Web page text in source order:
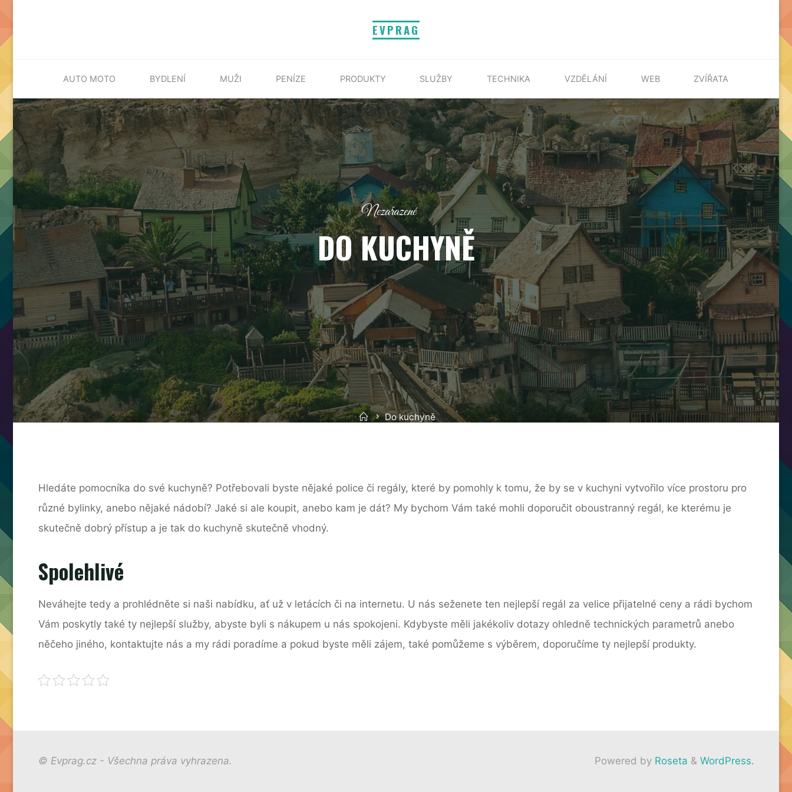
EVPRAG
Skip
to
content
AUTO MOTO BYDLENÍ MUŽI PENÍZE PRODUKTY SLUŽBY TECHNIKA VZDĚLÁNÍ WEB ZVÍŘATA
Nezařazené
DO KUCHYNĚ
HomeDo kuchyně
Hledáte pomocníka do své kuchyně? Potřebovali byste nějaké police či regály, které by pomohly k tomu, že by se v kuchyni vytvořilo více prostoru pro
různé bylinky, anebo nějaké nádobí? Jaké si ale koupit, anebo kam je dát? My bychom Vám také mohli doporučit oboustranný regál, ke kterému je
skutečně dobrý přístup a je tak do kuchyně skutečně vhodný.
Spolehlivé
Neváhejte tedy a prohlédněte si naši nabídku, ať už v letácích či na internetu. U nás seženete ten nejlepší regál za velice přijatelné ceny a rádi bychom
Vám poskytly také ty nejlepší služby, abyste byli s nákupem u nás spokojeni. Kdybyste měli jakékoliv dotazy ohledně technických parametrů anebo
něčeho jiného, kontaktujte nás a my rádi poradíme a pokud byste měli zájem, také pomůžeme s výběrem, doporučíme ty nejlepší produkty.
Powered byRoseta & WordPress.
© Evprag.cz - Všechna práva vyhrazena.